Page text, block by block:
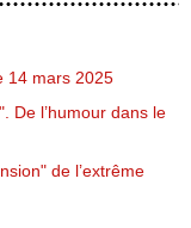
14 mars 2025
De l’humour dans le
de l’extrême